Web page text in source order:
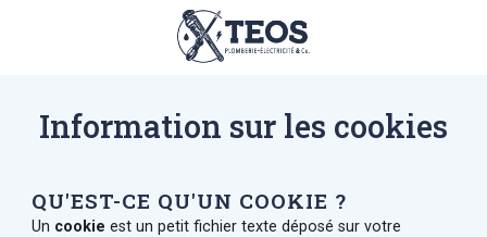
Information sur les cookies
QU'EST-CE QU'UN COOKIE ?
Un cookie est un petit fichier texte déposé sur votre